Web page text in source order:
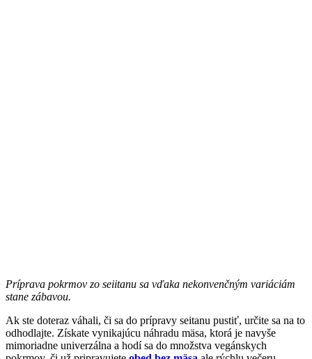
Príprava pokrmov zo seiitanu sa vďaka nekonvenčným variáciám
stane zábavou.
Ak ste doteraz váhali, či sa do prípravy seitanu pustiť, určite sa na to
odhodlajte. Získate vynikajúcu náhradu mäsa, ktorá je navyše
mimoriadne univerzálna a hodí sa do množstva vegánskych